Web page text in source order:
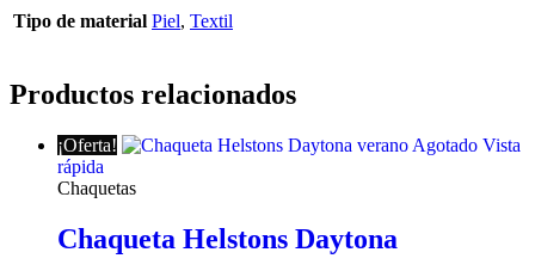
Tipo de material Piel, Textil
Productos relacionados
¡Oferta! Agotado Vista
rápida
Chaquetas
Chaqueta Helstons Daytona